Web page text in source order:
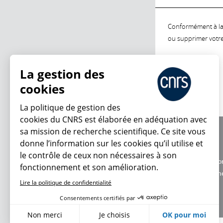
Conformément à
ou supprimer
Charte
Données
La gestion des
cookies
La politique de gestion des
cookies du CNRS est élaborée en adéquation avec
sa mission de recherche scientifique. Ce site vous
donne l’information sur les cookies qu’il utilise et
le contrôle de ceux non nécessaires à son
fonctionnement et son amélioration.
Lire la politique de confidentialité
Consentements certifiés par
Non merci Je choisis OK pour moi